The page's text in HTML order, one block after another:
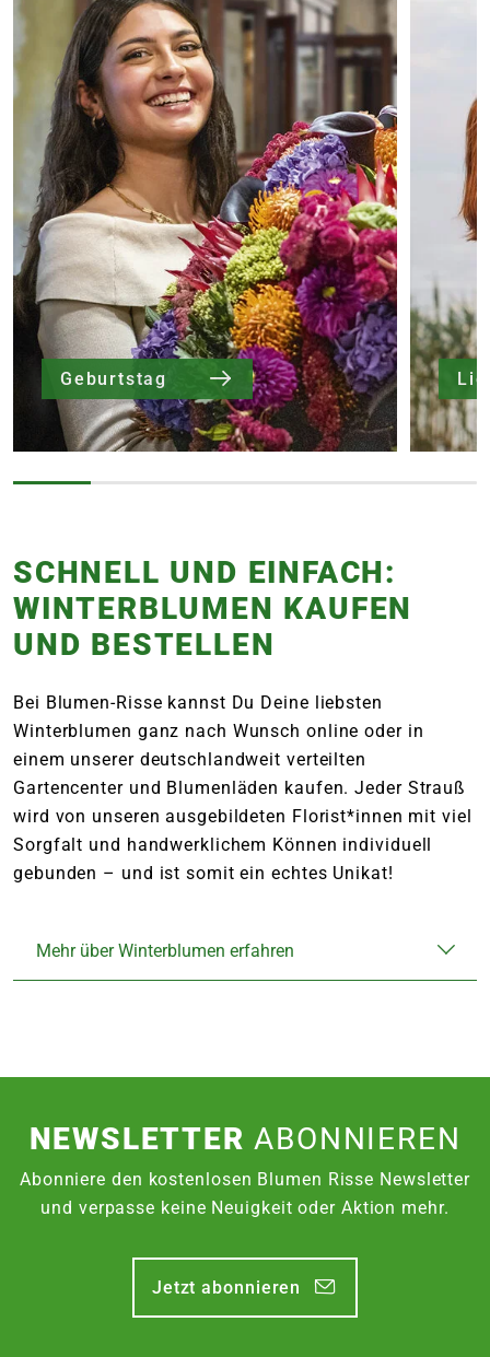
Geburtstag
SCHNELL UND EINFACH:
WINTERBLUMEN KAUFEN
UND BESTELLEN
Bei Blumen-Risse kannst Du Deine liebsten
Winterblumen ganz nach Wunsch online oder in
einem unserer deutschlandweit verteilten
Gartencenter und Blumenläden kaufen. Jeder Strauß
wird von unseren ausgebildeten Florist*innen mit viel
Sorgfalt und handwerklichem Können individuell
gebunden – und ist somit ein echtes Unikat!
Mehr über Winterblumen erfahren
NEWSLETTERABONNIEREN
Abonniere den kostenlosen Blumen Risse Newsletter
und verpasse keine Neuigkeit oder Aktion mehr.
Jetzt abonnieren